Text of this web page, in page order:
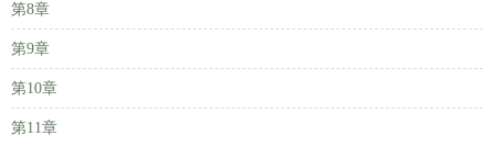
第8章
第9章
第10章
第11章